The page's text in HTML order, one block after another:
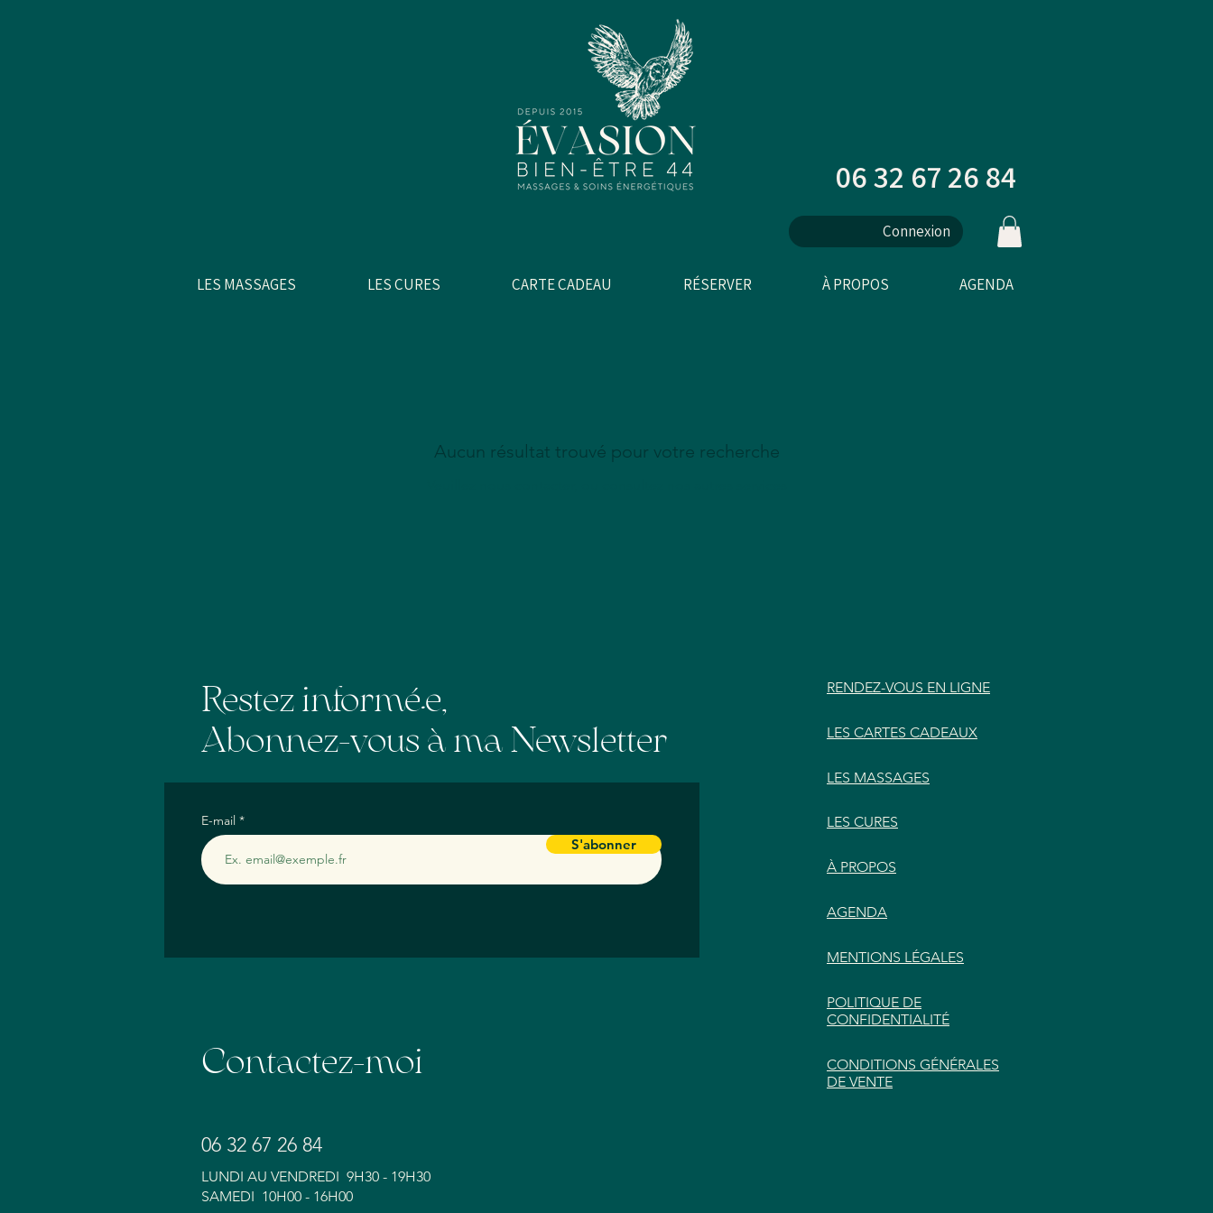
06 32 67 26 84
Connexion
LES MASSAGES LES CURES CARTE CADEAU RÉSERVER À PROPOS AGENDA
Aucun résultat trouvé pour votre recherche
Restez informé•e,
Abonnez-vous à ma Newsletter
E-mail
S'abonner
Contactez-moi
RENDEZ-VOUS EN LIGNE
LES CARTES CADEAUX
LES MASSAGES
LES CURES
À PROPOS
AGENDA
MENTIONS LÉGALES
POLITIQUE DE
CONFIDENTIALITÉ
CONDITIONS GÉNÉRALES
DE VENTE
06 32 67 26 84
LUNDI AU VENDREDI 9H30 - 19H30
SAMEDI 10H00 - 16H00